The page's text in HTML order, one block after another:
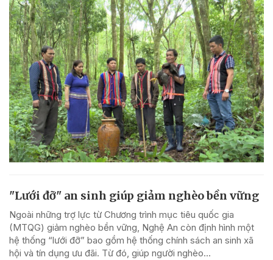
"Lưới đỡ" an sinh giúp giảm nghèo bền vững
Ngoài những trợ lực từ Chương trình mục tiêu quốc gia
(MTQG) giảm nghèo bền vững, Nghệ An còn định hình một
hệ thống “lưới đỡ” bao gồm hệ thống chính sách an sinh xã
hội và tín dụng ưu đãi. Từ đó, giúp người nghèo...